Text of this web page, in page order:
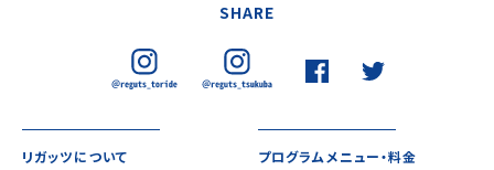
SHARE
リガッツについて
プログラムメニュー・料金